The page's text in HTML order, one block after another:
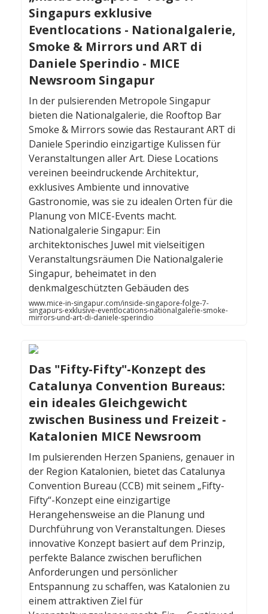
Singapurs exklusive
Eventlocations - Nationalgalerie,
Smoke & Mirrors und ART di
Daniele Sperindio - MICE
Newsroom Singapur
In der pulsierenden Metropole Singapur
bieten die Nationalgalerie, die Rooftop Bar
Smoke & Mirrors sowie das Restaurant ART di
Daniele Sperindio einzigartige Kulissen für
Veranstaltungen aller Art. Diese Locations
vereinen beeindruckende Architektur,
exklusives Ambiente und innovative
Gastronomie, was sie zu idealen Orten für die
Planung von MICE-Events macht.
Nationalgalerie Singapur: Ein
architektonisches Juwel mit vielseitigen
Veranstaltungsräumen Die Nationalgalerie
Singapur, beheimatet in den
denkmalgeschützten Gebäuden des
www.mice-in-singapur.com/inside-singapore-folge-7-
singapurs-exklusive-eventlocations-nationalgalerie-smoke-
mirrors-und-art-di-daniele-sperindio
Das "Fifty-Fifty"-Konzept des
Catalunya Convention Bureaus:
ein ideales Gleichgewicht
zwischen Business und Freizeit -
Katalonien MICE Newsroom
Im pulsierenden Herzen Spaniens, genauer in
der Region Katalonien, bietet das Catalunya
Convention Bureau (CCB) mit seinem „Fifty-
Fifty“-Konzept eine einzigartige
Herangehensweise an die Planung und
Durchführung von Veranstaltungen. Dieses
innovative Konzept basiert auf dem Prinzip,
perfekte Balance zwischen beruflichen
Anforderungen und persönlicher
Entspannung zu schaffen, was Katalonien zu
einem attraktiven Ziel für